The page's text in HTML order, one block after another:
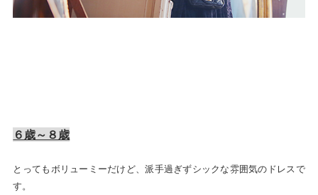
６歳～８歳
とってもボリューミーだけど、派手過ぎずシックな雰囲気のドレスで
す。